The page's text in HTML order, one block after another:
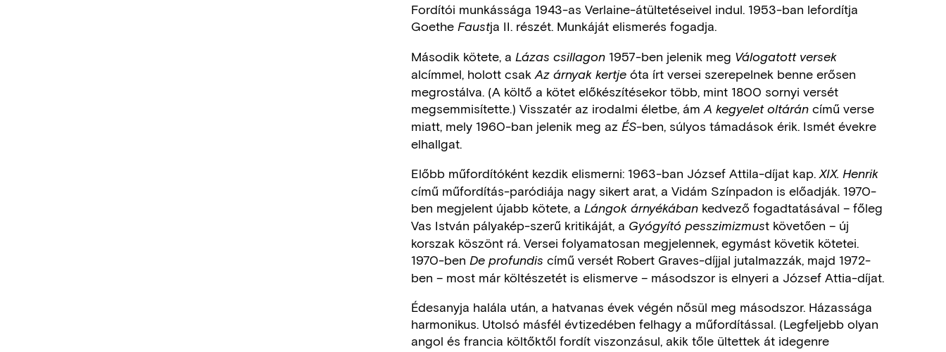
Fordítói munkássága 1943-as Verlaine-átültetéseivel indul. 1953-ban lefordítja
Goethe Faustja II. részét. Munkáját elismerés fogadja.
Második kötete, a Lázas csillagon 1957-ben jelenik meg Válogatott versek
alcímmel, holott csakAz árnyak kertje óta írt versei szerepelnek benne erősen
megrostálva. (A költő a kötet előkészítésekor több, mint 1800 sornyi versét
megsemmisítette.) Visszatér az irodalmi életbe, ámA kegyelet oltárán című verse
miatt, mely 1960-ban jelenik meg az ÉS-ben, súlyos támadások érik. Ismét évekre
elhallgat.
Előbb műfordítóként kezdik elismerni: 1963-ban József Attila-díjat kap.XIX. Henrik
című műfordítás-paródiája nagy sikert arat, a Vidám Színpadon is előadják. 1970-
ben megjelent újabb kötete, a Lángok árnyékában kedvező fogadtatásával – főleg
Vas István pályakép-szerű kritikáját, a Gyógyító pesszimizmust követően – új
korszak köszönt rá. Versei folyamatosan megjelennek, egymást követik kötetei.
1970-ben De profundis című versét Robert Graves-díjjal jutalmazzák, majd 1972-
ben – most már költészetét is elismerve – másodszor is elnyeri a József Attia-díjat.
Édesanyja halála után, a hatvanas évek végén nősül meg másodszor. Házassága
harmonikus. Utolsó másfél évtizedében felhagy a műfordítással. (Legfeljebb olyan
angol és francia költőktől fordít viszonzásul, akik tőle ültettek át idegenre